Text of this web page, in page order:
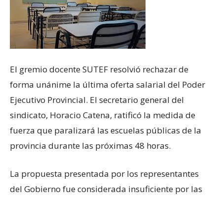
El gremio docente SUTEF resolvió rechazar de
forma unánime la última oferta salarial del Poder
Ejecutivo Provincial. El secretario general del
sindicato, Horacio Catena, ratificó la medida de
fuerza que paralizará las escuelas públicas de la
provincia durante las próximas 48 horas.
La propuesta presentada por los representantes
del Gobierno fue considerada insuficiente por las